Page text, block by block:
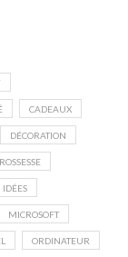
CADEAUX
DÉCORATION
IDÉES
MICROSOFT
ORDINATEUR